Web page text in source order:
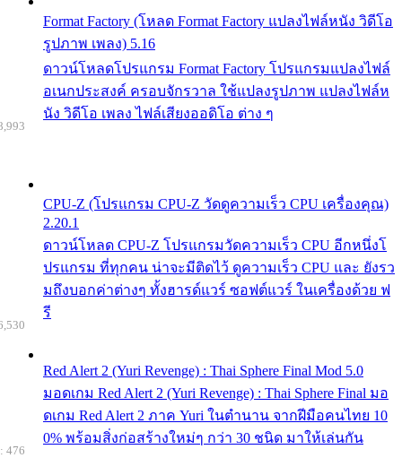
Format Factory (โหลด Format Factory แปลงไฟล์หนัง วิดีโอ
รูปภาพ เพลง) 5.16
ดาวน์โหลดโปรแกรม Format Factory โปรแกรมแปลงไฟล์
อเนกประสงค์ ครอบจักรวาล ใช้แปลงรูปภาพ แปลงไฟล์ห
นัง วิดีโอ เพลง ไฟล์เสียงออดิโอ ต่าง ๆ
CPU-Z (โปรแกรม CPU-Z วัดดูความเร็ว CPU เครื่องคุณ)
2.20.1
ดาวน์โหลด CPU-Z โปรแกรมวัดความเร็ว CPU อีกหนึ่งโ
ปรแกรม ที่ทุกคน น่าจะมีติดไว้ ดูความเร็ว CPU และ ยังรว
มถึงบอกค่าต่างๆ ทั้งฮารด์แวร์ ซอฟต์แวร์ ในเครื่องด้วย ฟ
รี
Red Alert 2 (Yuri Revenge) : Thai Sphere Final Mod 5.0
มอดเกม Red Alert 2 (Yuri Revenge) : Thai Sphere Final มอ
ดเกม Red Alert 2 ภาค Yuri ในตำนาน จากฝีมือคนไทย 10
0% พร้อมสิ่งก่อสร้างใหม่ๆ กว่า 30 ชนิด มาให้เล่นกัน
476